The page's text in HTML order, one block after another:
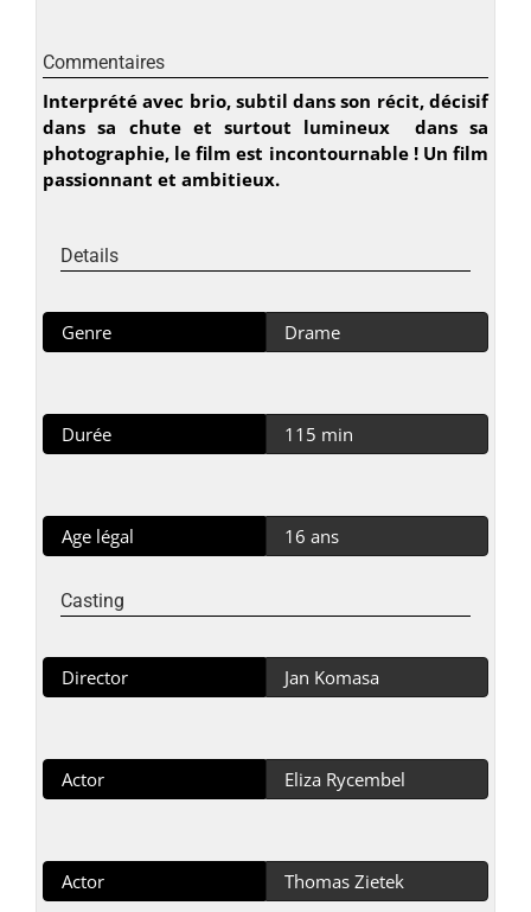
Commentaires
Interprété avec brio, subtil dans son récit, décisif
dans sa chute et surtout lumineux
dans sa
photographie, le film est incontournable ! Un film
passionnant et ambitieux.
Details
Genre Drame
Durée 115 min
Age légal 16 ans
Casting
Director Jan Komasa
Actor Eliza Rycembel
Actor Thomas Zietek